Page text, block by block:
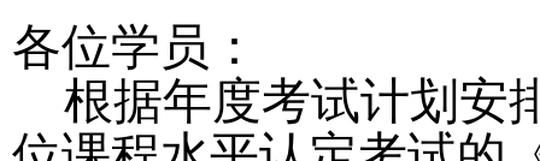
各位学员：
根据年度考试计划安